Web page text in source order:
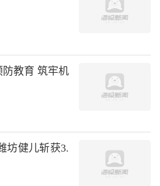
教育 筑牢机
坊健儿斩获3.